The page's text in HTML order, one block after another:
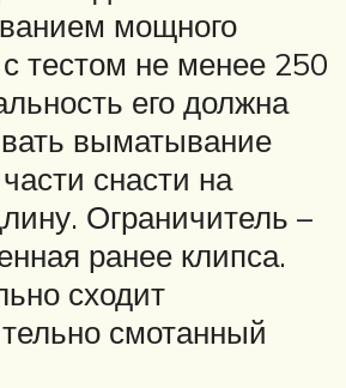
мощного
тестом не менее 250
его должна
выматывание
снасти на
Ограничитель –
ранее клипса.
сходит
смотанный